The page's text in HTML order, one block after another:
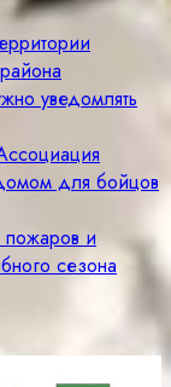
уведомлять
для бойцов
пожаров и
сезона